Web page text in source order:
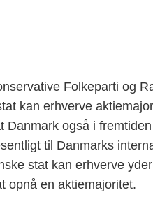
Folkeparti og
kan erhverve
Danmark også i
til Danmarks
stat kan erhverve
opnå en aktiemajoritet.